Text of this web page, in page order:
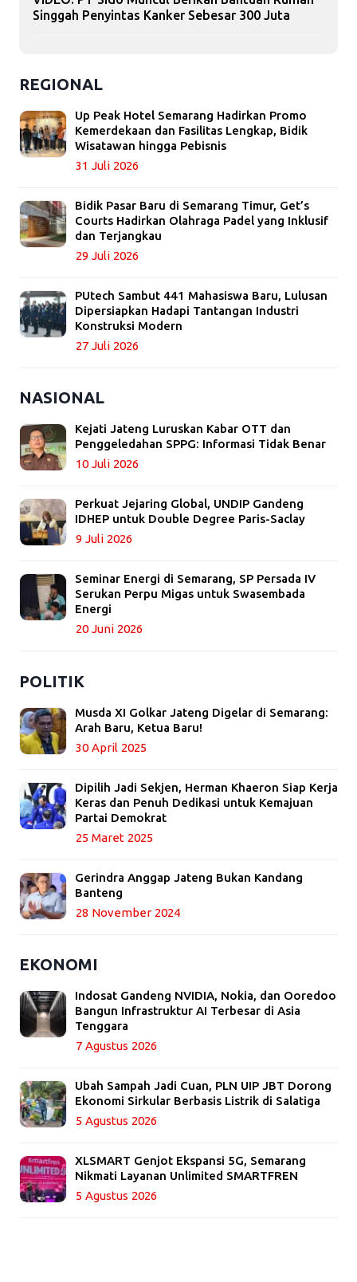
Singgah Penyintas Kanker Sebesar 300 Juta
REGIONAL
Up Peak Hotel Semarang Hadirkan Promo
Kemerdekaan dan Fasilitas Lengkap, Bidik
Wisatawan hingga Pebisnis
31 Juli 2026
Bidik Pasar Baru di Semarang Timur, Get’s
Courts Hadirkan Olahraga Padel yang Inklusif
dan Terjangkau
29 Juli 2026
PUtech Sambut 441 Mahasiswa Baru, Lulusan
Dipersiapkan Hadapi Tantangan Industri
Konstruksi Modern
27 Juli 2026
NASIONAL
Kejati Jateng Luruskan Kabar OTT dan
Penggeledahan SPPG: Informasi Tidak Benar
10 Juli 2026
Perkuat Jejaring Global, UNDIP Gandeng
IDHEP untuk Double Degree Paris-Saclay
9 Juli 2026
Seminar Energi di Semarang, SP Persada IV
Serukan Perpu Migas untuk Swasembada
Energi
20 Juni 2026
POLITIK
Musda XI Golkar Jateng Digelar di Semarang:
Arah Baru, Ketua Baru!
30 April 2025
Dipilih Jadi Sekjen, Herman Khaeron Siap Kerja
Keras dan Penuh Dedikasi untuk Kemajuan
Partai Demokrat
25 Maret 2025
Gerindra Anggap Jateng Bukan Kandang
Banteng
28 November 2024
EKONOMI
Indosat Gandeng NVIDIA, Nokia, dan Ooredoo
Bangun Infrastruktur AI Terbesar di Asia
Tenggara
7 Agustus 2026
Ubah Sampah Jadi Cuan, PLN UIP JBT Dorong
Ekonomi Sirkular Berbasis Listrik di Salatiga
5 Agustus 2026
XLSMART Genjot Ekspansi 5G, Semarang
Nikmati Layanan Unlimited SMARTFREN
5 Agustus 2026